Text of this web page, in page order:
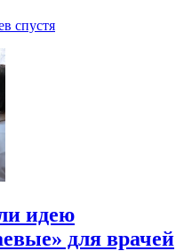
спустя
идею
для врачей